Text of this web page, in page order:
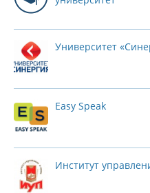
Университет
Easy Speak
Институт